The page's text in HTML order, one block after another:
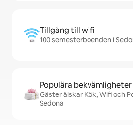
Tillgång till wifi
100 semesterboenden i
Populära
Gäster älskar Kök, Wifi och
Sedona